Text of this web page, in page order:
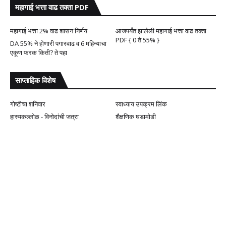
महागाई भत्ता वाढ तक्ता PDF
महागाई भत्ता 2% वाढ शासन निर्णय
आजपर्यंत झालेली महागाई भत्ता वाढ तक्ता
PDF { 0 ते 55% }
DA 55% ने होणारी पगारवाढ व 6 महिन्याचा
एकूण फरक किती? ते पहा
साप्ताहिक विशेष
गोष्टीचा शनिवार
स्वाध्याय उपक्रम लिंक
हास्यकल्लोळ - विनोदांची जत्रा
शैक्षणिक घडामोडी